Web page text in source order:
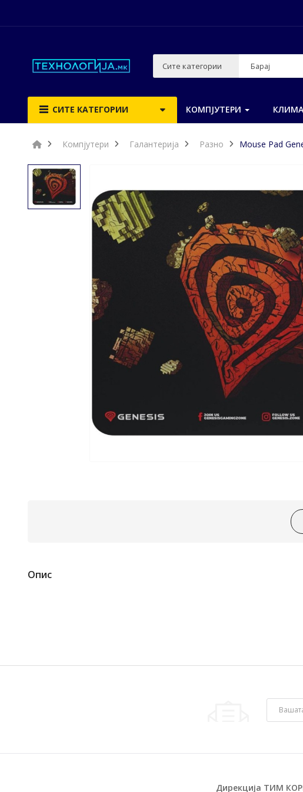
Сите категории
СИТЕ КАТЕГОРИИ КОМПЈУТЕРИ
Компјутери Галантерија Разно Mouse Pad
Опис
Дирекција ТИМ